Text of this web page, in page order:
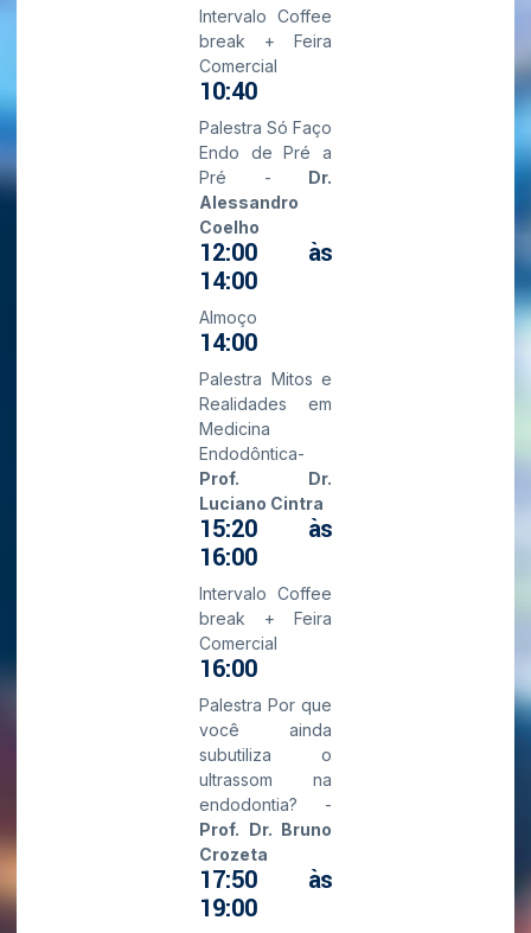
Intervalo Coffee
break + Feira
Comercial
10:40
Palestra Só Faço
Endo de Pré a
Pré - Dr.
Alessandro
Coelho
12:00 às
14:00
Almoço
14:00
Palestra Mitos e
Realidades em
Medicina
Endodôntica-
Prof. Dr.
Luciano Cintra
15:20 às
16:00
Intervalo Coffee
break + Feira
Comercial
16:00
Palestra Por que
você ainda
subutiliza o
ultrassom na
endodontia? -
Prof. Dr. Bruno
Crozeta
17:50 às
19:00